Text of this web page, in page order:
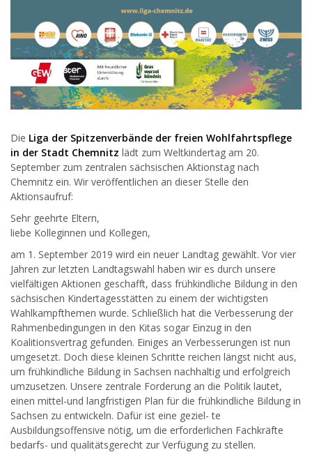
Die Liga der Spitzenverbände der freien Wohlfahrtspflege
in der Stadt Chemnitz lädt zum Weltkindertag am 20.
September zum zentralen sächsischen Aktionstag nach
Chemnitz ein. Wir veröffentlichen an dieser Stelle den
Aktionsaufruf:
Sehr geehrte Eltern,
liebe Kolleginnen und Kollegen,
am 1. September 2019 wird ein neuer Landtag gewählt. Vor vier
Jahren zur letzten Landtagswahl haben wir es durch unsere
vielfältigen Aktionen geschafft, dass frühkindliche Bildung in den
sächsischen Kindertagesstätten zu einem der wichtigsten
Wahlkampfthemen wurde. Schließlich hat die Verbesserung der
Rahmenbedingungen in den Kitas sogar Einzug in den
Koalitionsvertrag gefunden. Einiges an Verbesserungen ist nun
umgesetzt. Doch diese kleinen Schritte reichen längst nicht aus,
um frühkindliche Bildung in Sachsen nachhaltig und erfolgreich
umzusetzen. Unsere zentrale Forderung an die Politik lautet,
einen mittel-und langfristigen Plan für die frühkindliche Bildung in
Sachsen zu entwickeln. Dafür ist eine geziel- te
Ausbildungsoffensive nötig, um die erforderlichen Fachkräfte
bedarfs- und qualitätsgerecht zur Verfügung zu stellen.